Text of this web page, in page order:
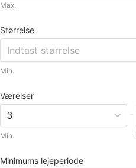
Max.
Størrelse
Min.
Værelser
Min.
-
Minimums lejeperiode